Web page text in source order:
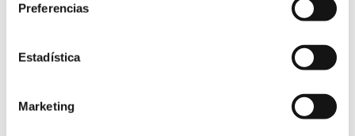
Preferencias
Estadística
Marketing
Productos relacionados